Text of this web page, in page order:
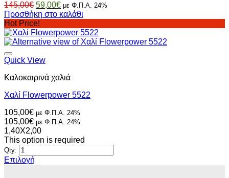
επιλεγούν
στη
σελίδα
του
προϊόντος
145,00€ Original
price
was:
145,00€.
59,00€Η
τρέχουσα
είναι:
59,00€.
με Φ.Π.Α. 24%
Προσθήκη στο καλάθι
Hot Price!
Quick View
Καλοκαιρινά χαλιά
Χαλί Flowerpower 5522
105,00€ με Φ.Π.Α. 24%
105,00€ με Φ.Π.Α. 24%
1,40X2,00
This option is required
Qty:
Επιλογή